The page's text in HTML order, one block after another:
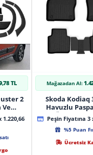
TL
2
Ve
A+
1.220,66
Mağazadan Al:
Skoda Kodiaq
Havuzlu
Üzeri A+
Peşin Fiyatına 3
%5 Puan
Ücretsiz